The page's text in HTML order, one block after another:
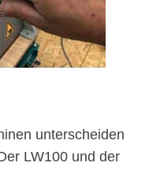
unterscheiden
LW100 und der